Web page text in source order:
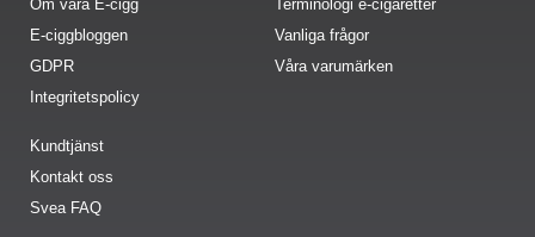
Om våra E-cigg
E-ciggbloggen
GDPR
Integritetspolicy
Kundtjänst
Kontakt oss
Svea FAQ
Terminologi e-cigaretter
Vanliga frågor
Våra varumärken